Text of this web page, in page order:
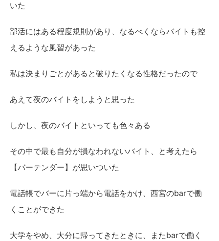
いた
部活にはある程度規則があり、なるべくならバイトも控
えるような風習があった
私は決まりごとがあると破りたくなる性格だったので
あえて夜のバイトをしようと思った
しかし、夜のバイトといっても色々ある
その中で最も自分が損なわれないバイト、と考えたら
【バーテンダー】が思いついた
電話帳でバーに片っ端から電話をかけ、西宮のbarで働
くことができた
大学をやめ、大分に帰ってきたときに、またbarで働く